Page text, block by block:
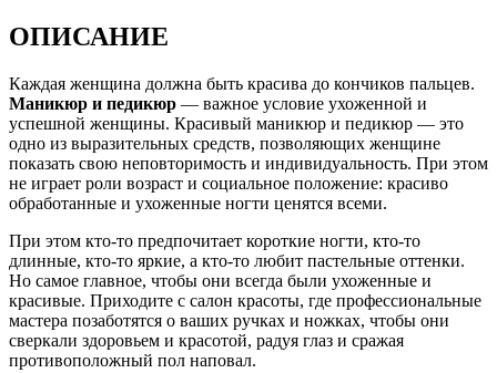
ОПИСАНИЕ
Каждая женщина должна быть красива до кончиков пальцев.
Маникюр и педикюр — важное условие ухоженной и
успешной женщины. Красивый маникюр и педикюр — это
одно из выразительных средств, позволяющих женщине
показать свою неповторимость и индивидуальность. При этом
не играет роли возраст и социальное положение: красиво
обработанные и ухоженные ногти ценятся всеми.
При этом кто-то предпочитает короткие ногти, кто-то
длинные, кто-то яркие, а кто-то любит пастельные оттенки.
Но самое главное, чтобы они всегда были ухоженные и
красивые. Приходите с салон красоты, где профессиональные
мастера позаботятся о ваших ручках и ножках, чтобы они
сверкали здоровьем и красотой, радуя глаз и сражая
противоположный пол наповал.